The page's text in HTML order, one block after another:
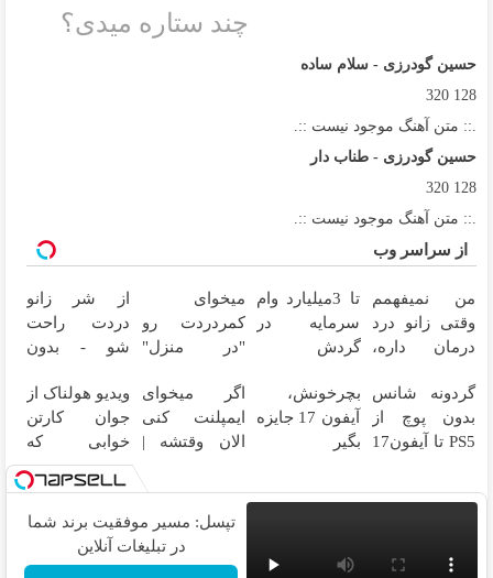
چند ستاره میدی؟
حسین گودرزی - سلام ساده
128
320
.:: متن آهنگ موجود نیست ::.
حسین گودرزی - طناب دار
128
320
.:: متن آهنگ موجود نیست ::.
از سراسر وب
من نمیفهمم
وقتی زانو درد
درمان داره،
داری تحمل
میکنی؟❗
تا 3میلیارد وام
سرمایه در
گردش
فروشگاهت رو
ثبت کن
میخوای
کمردردت رو
"در منزل"
(◂فیلم +
◂پرسش‌نامه)
از شر زانو
دردت راحت
شو - بدون
گردونه شانس
بدون پوچ از
PS5 تا آیفون17
بچرخونش،
آیفون 17 جایزه
بگیر
اگر میخوای
ایمپلنت کنی
الان وقتشه |
میلیون
تومان!!!
ویدیو هولناک از
جوان کارتن
خوابی که
میلیاردر شد.
آموزش رایگان
تپسل: مسیر موفقیت برند شما
در تبلیغات آنلاین